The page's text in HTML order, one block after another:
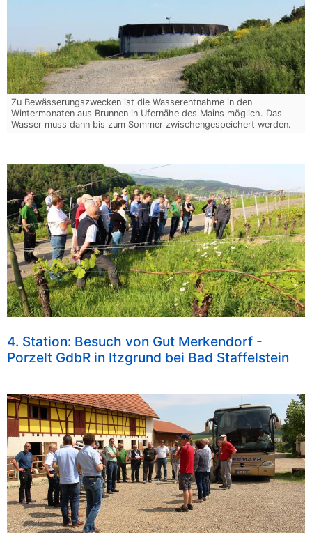
Zu Bewässerungszwecken ist die Wasserentnahme in den
Wintermonaten aus Brunnen in Ufernähe des Mains möglich. Das
Wasser muss dann bis zum Sommer zwischengespeichert werden.
4. Station: Besuch von Gut Merkendorf -
Porzelt GdbR in Itzgrund bei Bad Staffelstein